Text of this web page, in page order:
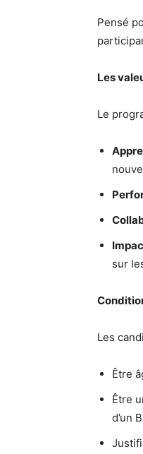
Pensé
Les
Le
sur
Les
Être
Être
d’un